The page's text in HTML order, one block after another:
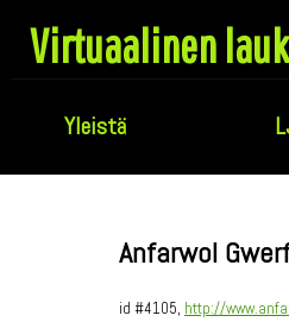
Virtuaalinen
Yleistä
Anfarwol
id #4105, http://